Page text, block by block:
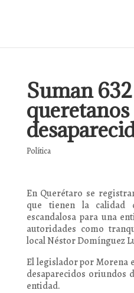
Suman
queretanos
Política
En Querétaro se
que tienen la calidad
escandalosa para una
autoridades como
local Néstor Domínguez
El legislador por Morena
desaparecidos oriundos
entidad.